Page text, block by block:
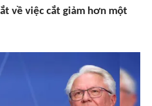
về việc cắt giảm hơn một